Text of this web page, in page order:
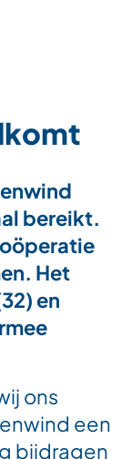
bereikt.
Het
en
ons
een
bijdragen